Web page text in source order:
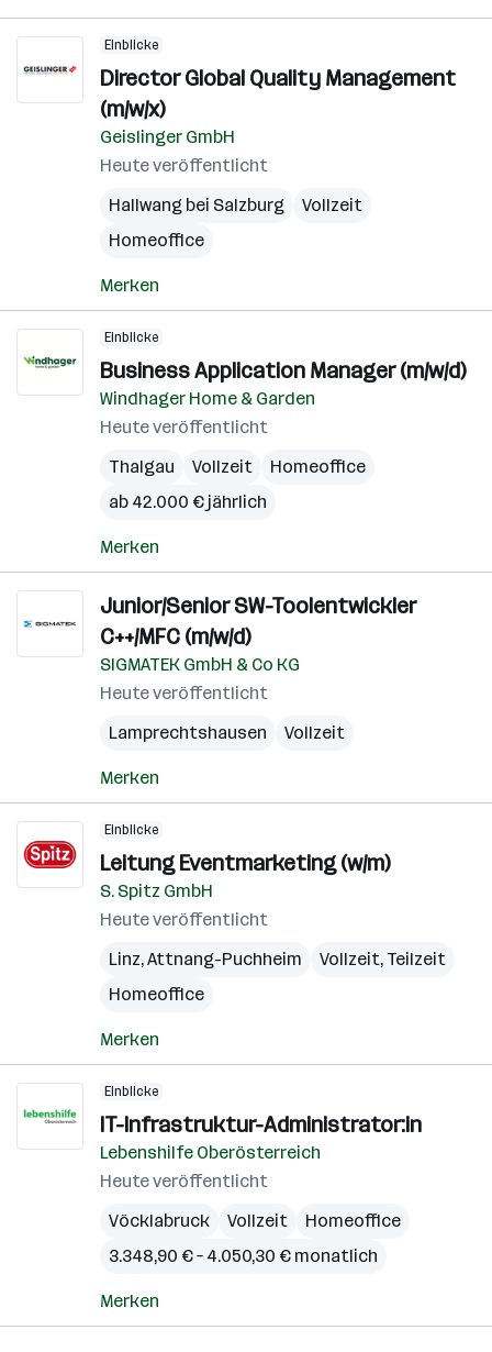
Einblicke
Director Global Quality Management
(m/w/x)
Geislinger GmbH
Heute veröffentlicht
Hallwang bei Salzburg
Vollzeit
Homeoffice
Merken
Einblicke
Business Application Manager (m/w/d)
Windhager Home & Garden
Heute veröffentlicht
Thalgau
Vollzeit
Homeoffice
ab 42.000 € jährlich
Merken
Junior/Senior SW-Toolentwickler
C++/MFC (m/w/d)
SIGMATEK GmbH & Co KG
Heute veröffentlicht
Lamprechtshausen
Vollzeit
Merken
Einblicke
Leitung Eventmarketing (w/m)
S. Spitz GmbH
Heute veröffentlicht
Linz,Attnang-Puchheim
Vollzeit, Teilzeit
Homeoffice
Merken
Einblicke
IT-Infrastruktur-Administrator:in
Lebenshilfe Oberösterreich
Heute veröffentlicht
Vöcklabruck
Vollzeit
Homeoffice
3.348,90 € – 4.050,30 € monatlich
Merken